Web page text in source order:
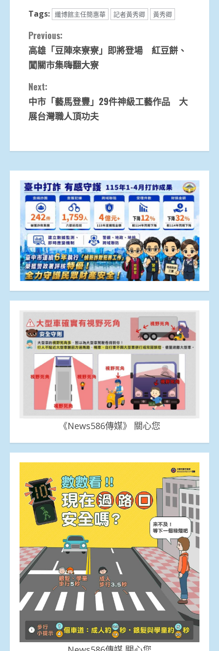
Tags: 纖博館主任簡惠華 記者黃秀卿 黃秀卿
Continue
Reading
Previous:
高雄「豆陣來寮寮」即將登場 紅豆餅、
闖關市集嗨翻大寮
Next:
中市「藝馬登豐」29件神級工藝作品 大
展台灣職人頂功夫
《News586傳媒》 關心您